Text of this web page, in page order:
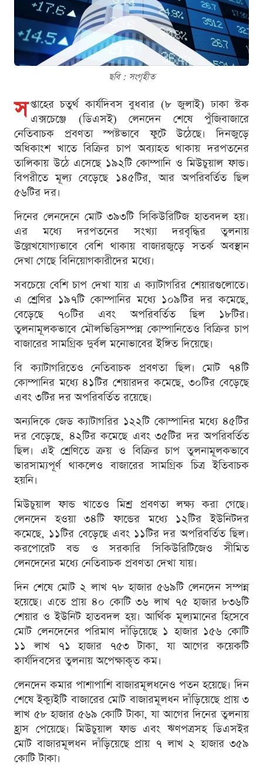
ছবি : সংগৃহীত
স প্তাহের চতুর্থ কার্যদিবস বুধবার (৮ জুলাই) ঢাকা স্টক
এক্সচেঞ্জে (ডিএসই) লেনদেন শেষে পুঁজিবাজারে
নেতিবাচক প্রবণতা স্পষ্টভাবে ফুটে উঠেছে। দিনজুড়ে
অধিকাংশ খাতে বিক্রির চাপ অব্যাহত থাকায় দরপতনের
তালিকায় উঠে এসেছে ১৯২টি কোম্পানি ও মিউচুয়াল ফান্ড।
বিপরীতে মূল্য বেড়েছে ১৪৫টির, আর অপরিবর্তিত ছিল
৫৬টির দর।
দিনের লেনদেনে মোট ৩৯৩টি সিকিউরিটিজ হাতবদল হয়।
এর মধ্যে দরপতনের সংখ্যা দরবৃদ্ধির তুলনায়
উল্লেখযোগ্যভাবে বেশি থাকায় বাজারজুড়ে সতর্ক অবস্থান
দেখা গেছে বিনিয়োগকারীদের মধ্যে।
সবচেয়ে বেশি চাপ দেখা যায় এ ক্যাটাগরির শেয়ারগুলোতে।
এ শ্রেণির ১৯৭টি কোম্পানির মধ্যে ১০৯টির দর কমেছে,
বেড়েছে ৭০টির এবং অপরিবর্তিত ছিল ১৮টির।
তুলনামূলকভাবে মৌলভিত্তিসম্পন্ন কোম্পানিতেও বিক্রির চাপ
বাজারের সামগ্রিক দুর্বল মনোভাবের ইঙ্গিত দিয়েছে।
বি ক্যাটাগরিতেও নেতিবাচক প্রবণতা ছিল। মোট ৭৪টি
কোম্পানির মধ্যে ৪১টির শেয়ারদর কমেছে, ৩০টির বেড়েছে
এবং ৩টির দর অপরিবর্তিত রয়েছে।
অন্যদিকে জেড ক্যাটাগরির ১২২টি কোম্পানির মধ্যে ৪৫টির
দর বেড়েছে, ৪২টির কমেছে এবং ৩৫টির দর অপরিবর্তিত
ছিল। এই শ্রেণিতে ক্রয় ও বিক্রির চাপ তুলনামূলকভাবে
ভারসাম্যপূর্ণ থাকলেও বাজারের সামগ্রিক চিত্র ইতিবাচক
হয়নি।
মিউচুয়াল ফান্ড খাতেও মিশ্র প্রবণতা লক্ষ্য করা গেছে।
লেনদেন হওয়া ৩৪টি ফান্ডের মধ্যে ১২টির ইউনিটদর
কমেছে, ১১টির বেড়েছে এবং ১১টির দর অপরিবর্তিত ছিল।
করপোরেট বন্ড ও সরকারি সিকিউরিটিজেও সীমিত
লেনদেনের মধ্যে নেতিবাচক প্রবণতা দেখা যায়।
দিন শেষে মোট ২ লাখ ৭৮ হাজার ৫৬৯টি লেনদেন সম্পন্ন
হয়েছে। এতে প্রায় ৪০ কোটি ৩৬ লাখ ৭৫ হাজার ৮৩৬টি
শেয়ার ও ইউনিট হাতবদল হয়। আর্থিক মূল্যমানের হিসেবে
মোট লেনদেনের পরিমাণ দাঁড়িয়েছে ১ হাজার ১৫৬ কোটি
১১ লাখ ৭১ হাজার ৭৫৩ টাকা, যা আগের কয়েকটি
কার্যদিবসের তুলনায় অপেক্ষাকৃত কম।
লেনদেন কমার পাশাপাশি বাজারমূলধনেও পতন হয়েছে। দিন
শেষে ইক্যুইটি বাজারের মোট বাজারমূলধন দাঁড়িয়েছে প্রায় ৩
লাখ ৫৮ হাজার ৫৬৯ কোটি টাকা, যা আগের দিনের তুলনায়
হ্রাস পেয়েছে। মিউচুয়াল ফান্ড এবং ঋণপত্রসহ ডিএসইর
মোট বাজারমূলধন দাঁড়িয়েছে প্রায় ৭ লাখ ২ হাজার ৩৫৯
কোটি টাকা।